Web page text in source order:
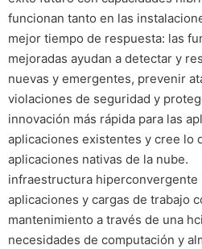
funcionan tanto en las
mejor tiempo de respuesta: las
mejoradas ayudan a detectar y
nuevas y emergentes, prevenir
violaciones de seguridad y
innovación más rápida para las
aplicaciones existentes y cree lo
aplicaciones nativas de la nube.
infraestructura hiperconvergente
aplicaciones y cargas de trabajo
mantenimiento a través de una
necesidades de computación y